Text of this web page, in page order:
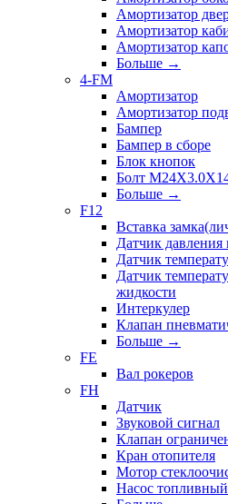
Амортизатор
Амортизатор
Амортизатор
Больше →
4-FM
Амортизатор
Амортизатор
Бампер
Бампер в сборе
Блок кнопок
Болт
Больше →
F12
Вставка
Датчик давления
Датчик
Датчик
жидкости
Интеркулер
Клапан
Больше →
FE
Вал рокеров
FH
Датчик
Звуковой сигнал
Клапан
Кран отопителя
Мотор
Насос